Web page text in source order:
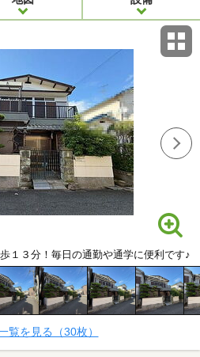
１３分！毎日の通勤や通学に便利です♪
覧を見る（30枚）